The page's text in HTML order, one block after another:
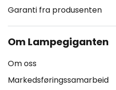
Garanti fra produsenten
Om Lampegiganten
Om oss
Markedsføringssamarbeid